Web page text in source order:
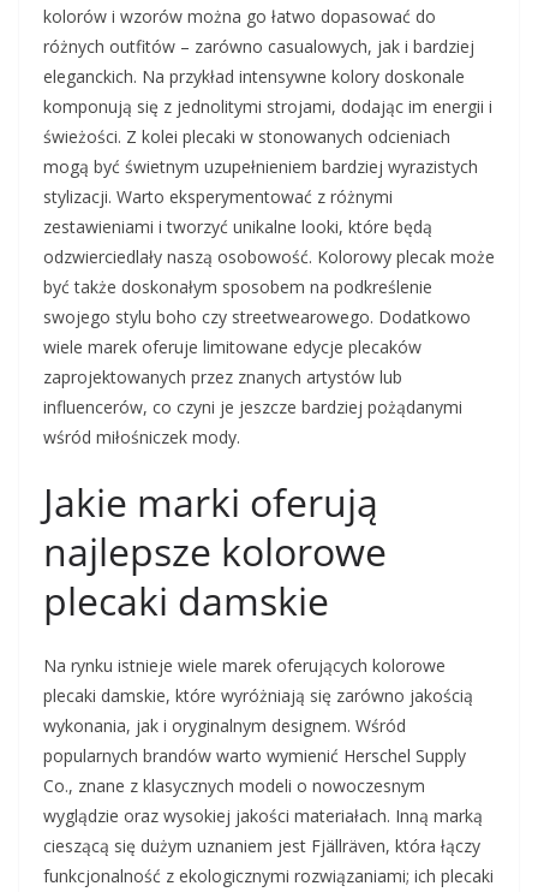
kolorów i wzorów można go łatwo dopasować do
różnych outfitów – zarówno casualowych, jak i bardziej
eleganckich. Na przykład intensywne kolory doskonale
komponują się z jednolitymi strojami, dodając im energii i
świeżości. Z kolei plecaki w stonowanych odcieniach
mogą być świetnym uzupełnieniem bardziej wyrazistych
stylizacji. Warto eksperymentować z różnymi
zestawieniami i tworzyć unikalne looki, które będą
odzwierciedlały naszą osobowość. Kolorowy plecak może
być także doskonałym sposobem na podkreślenie
swojego stylu boho czy streetwearowego. Dodatkowo
wiele marek oferuje limitowane edycje plecaków
zaprojektowanych przez znanych artystów lub
influencerów, co czyni je jeszcze bardziej pożądanymi
wśród miłośniczek mody.
Jakie marki oferują
najlepsze kolorowe
plecaki damskie
Na rynku istnieje wiele marek oferujących kolorowe
plecaki damskie, które wyróżniają się zarówno jakością
wykonania, jak i oryginalnym designem. Wśród
popularnych brandów warto wymienić Herschel Supply
Co., znane z klasycznych modeli o nowoczesnym
wyglądzie oraz wysokiej jakości materiałach. Inną marką
cieszącą się dużym uznaniem jest Fjällräven, która łączy
funkcjonalność z ekologicznymi rozwiązaniami; ich plecaki